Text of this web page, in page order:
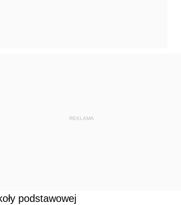
REKLAMA
podstawowej